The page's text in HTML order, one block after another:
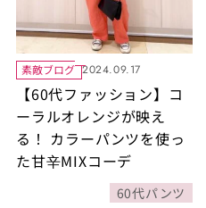
素敵ブログ 2024.09.17
【60代ファッション】コ
ーラルオレンジが映え
る！ カラーパンツを使っ
た甘辛MIXコーデ
60代パンツ